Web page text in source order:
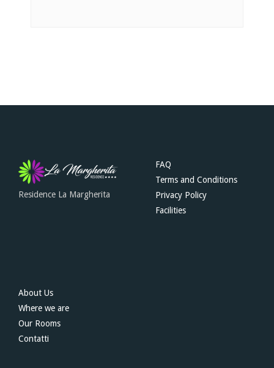
Residence La Margherita
FAQ
Terms and Conditions
Privacy Policy
Facilities
About Us
Where we are
Our Rooms
Contatti